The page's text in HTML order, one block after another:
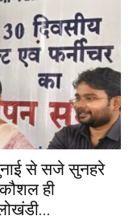
से सजे सुनहरे
ही